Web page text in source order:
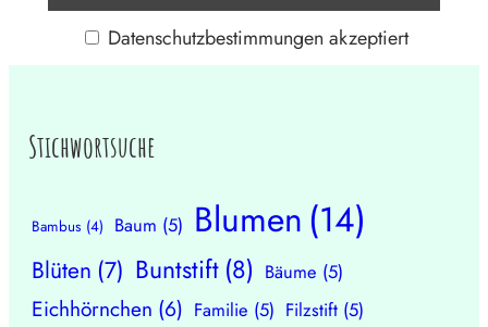
Datenschutzbestimmungen akzeptiert
Stichwortsuche
Bambus (4) Baum (5) Blumen(14)
Blüten (7) Buntstift (8) Bäume (5)
Eichhörnchen (6) Familie (5) Filzstift (5)